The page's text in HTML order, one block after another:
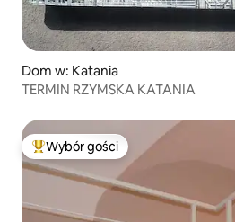
Dom w: Katania
TERMIN RZYMSKA KATANIA
Najpopularniejsze z kategorii
Wybór gości